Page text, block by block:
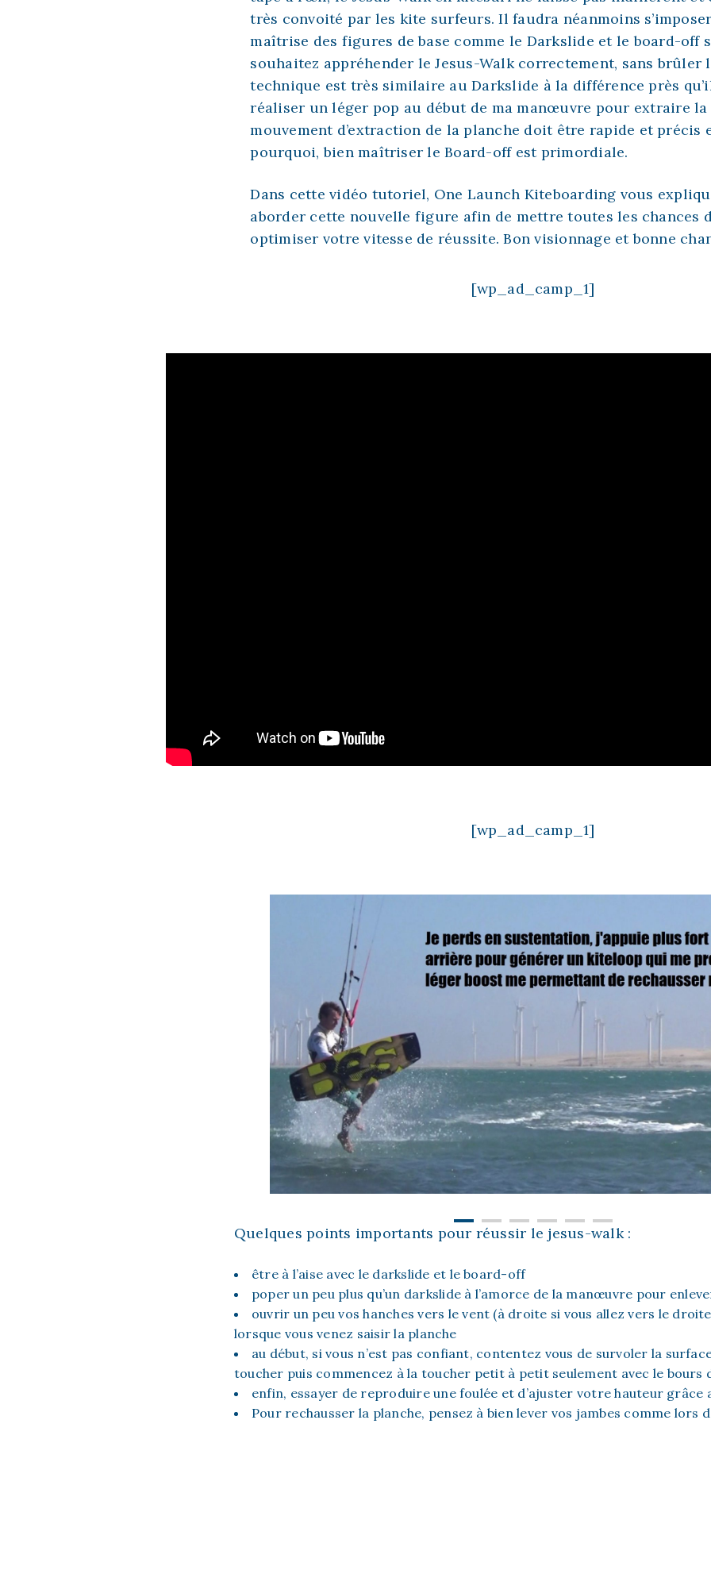
très convoité par les kite surfeurs. Il faudra néanmoins
maîtrise des figures de base comme le Darkslide et le board-off
souhaitez appréhender le Jesus-Walk correctement, sans brûler
technique est très similaire au Darkslide à la différence près
réaliser un léger pop au début de ma manœuvre pour extraire la
mouvement d’extraction de la planche doit être rapide et précis
pourquoi, bien maîtriser le Board-off est primordiale.
Dans cette vidéo tutoriel, One Launch Kiteboarding vous
aborder cette nouvelle figure afin de mettre toutes les chances
optimiser votre vitesse de réussite. Bon visionnage et bonne
[wp_ad_camp_1]
[wp_ad_camp_1]
Quelques points importants pour réussir le jesus-walk :
être à l’aise avec le darkslide et le board-off
poper un peu plus qu’un darkslide à l’amorce de la manœuvre pour
ouvrir un peu vos hanches vers le vent (à droite si vous allez vers le
lorsque vous venez saisir la planche
au début, si vous n’est pas confiant, contentez vous de survoler la surface
toucher puis commencez à la toucher petit à petit seulement avec le bours
enfin, essayer de reproduire une foulée et d’ajuster votre hauteur grâce
Pour rechausser la planche, pensez à bien lever vos jambes comme lors